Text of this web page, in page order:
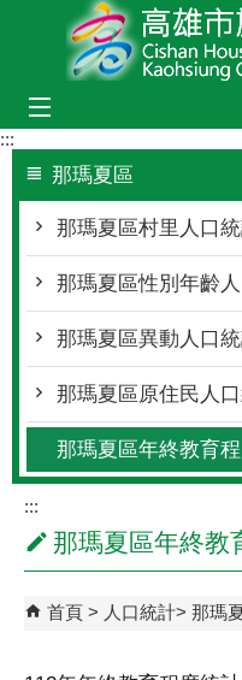
跳到主要內容區塊
:::
那瑪夏區
那瑪夏區村里人口
那瑪夏區性別年齡
那瑪夏區異動人口
那瑪夏區原住民人
那瑪夏區年終教育
:::
那瑪夏區年終教
首頁 人口統計 那瑪